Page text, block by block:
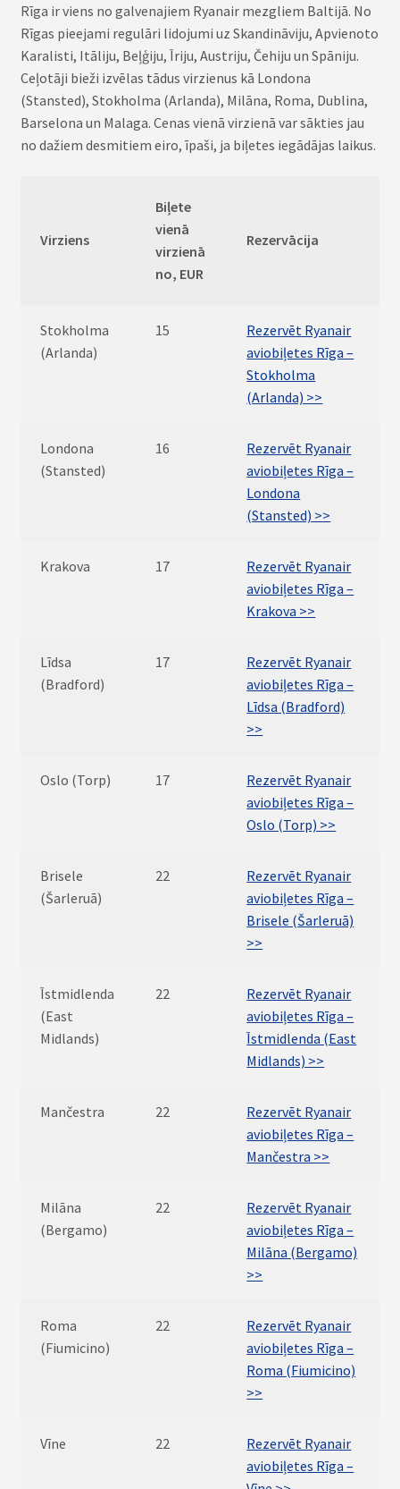
Rīga ir viens no galvenajiem Ryanair mezgliem Baltijā. No
Rīgas pieejami regulāri lidojumi uz Skandināviju, Apvienoto
Karalisti, Itāliju, Beļģiju, Īriju, Austriju, Čehiju un Spāniju.
Ceļotāji bieži izvēlas tādus virzienus kā Londona
(Stansted), Stokholma (Arlanda), Milāna, Roma, Dublina,
Barselona un Malaga. Cenas vienā virzienā var sākties jau
no dažiem desmitiem eiro, īpaši, ja biļetes iegādājas laikus.
Virziens
Biļete
vienā
virzienā
no, EUR
Rezervācija
Stokholma
(Arlanda)
15
Rezervēt Ryanair
aviobiļetes Rīga –
Stokholma
(Arlanda) >>
Londona
(Stansted)
16
Rezervēt Ryanair
aviobiļetes Rīga –
Londona
(Stansted) >>
Krakova 17
Rezervēt Ryanair
aviobiļetes Rīga –
Krakova >>
Līdsa
(Bradford)
17
Rezervēt Ryanair
aviobiļetes Rīga –
Līdsa (Bradford)
>>
Oslo (Torp) 17
Rezervēt Ryanair
aviobiļetes Rīga –
Oslo (Torp) >>
Brisele
(Šarleruā)
22
Rezervēt Ryanair
aviobiļetes Rīga –
Brisele (Šarleruā)
>>
Īstmidlenda
(East
Midlands)
22
Rezervēt Ryanair
aviobiļetes Rīga –
Īstmidlenda (East
Midlands) >>
Mančestra 22
Rezervēt Ryanair
aviobiļetes Rīga –
Mančestra >>
Milāna
(Bergamo)
22
Rezervēt Ryanair
aviobiļetes Rīga –
Milāna (Bergamo)
>>
Roma
(Fiumicino)
22
Rezervēt Ryanair
aviobiļetes Rīga –
Roma (Fiumicino)
>>
Vīne 22
Rezervēt Ryanair
aviobiļetes Rīga –